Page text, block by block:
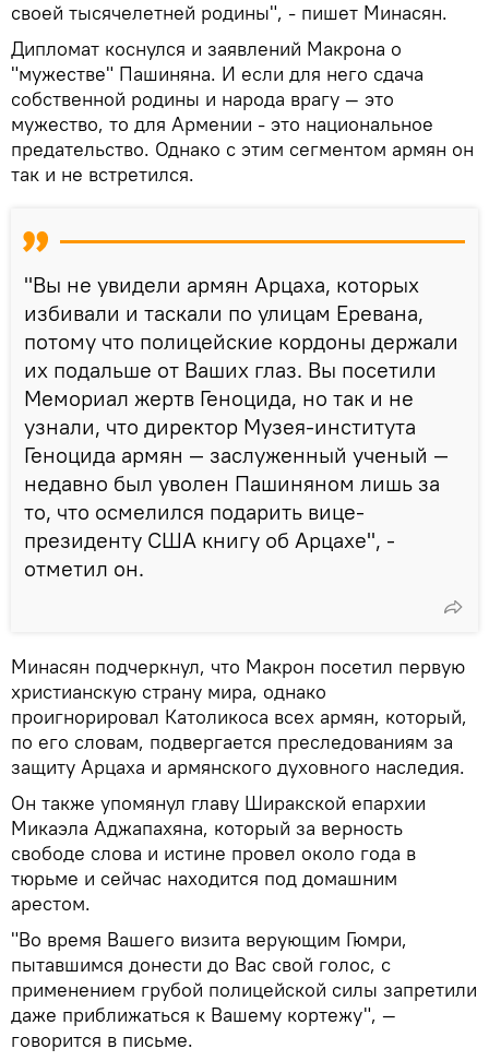
своей тысячелетней родины", - пишет Минасян.
Дипломат коснулся и заявлений Макрона о
"мужестве" Пашиняна. И если для него сдача
собственной родины и народа врагу — это
мужество, то для Армении - это национальное
предательство. Однако с этим сегментом армян он
так и не встретился.
"Вы не увидели армян Арцаха, которых
избивали и таскали по улицам Еревана,
потому что полицейские кордоны держали
их подальше от Ваших глаз. Вы посетили
Мемориал жертв Геноцида, но так и не
узнали, что директор Музея-института
Геноцида армян — заслуженный ученый —
недавно был уволен Пашиняном лишь за
то, что осмелился подарить вице-
президенту США книгу об Арцахе", -
отметил он.
Минасян подчеркнул, что Макрон посетил первую
христианскую страну мира, однако
проигнорировал Католикоса всех армян, который,
по его словам, подвергается преследованиям за
защиту Арцаха и армянского духовного наследия.
Он также упомянул главу Ширакской епархии
Микаэла Аджапахяна, который за верность
свободе слова и истине провел около года в
тюрьме и сейчас находится под домашним
арестом.
"Во время Вашего визита верующим Гюмри,
пытавшимся донести до Вас свой голос, с
применением грубой полицейской силы запретили
даже приближаться к Вашему кортежу", —
говорится в письме.